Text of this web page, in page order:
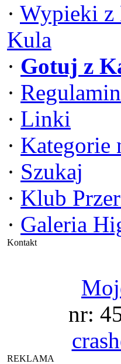
· Wypieki z
Kula
· Gotuj z
·
· Linki
· Kategorie
· Szukaj
· Klub
· Galeria
Kontakt
nr:
REKLAMA